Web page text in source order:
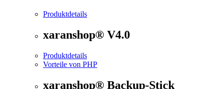
Produktdetails
xaranshop® V4.0
Produktdetails
Vorteile von PHP
xaranshop® Backup-Stick